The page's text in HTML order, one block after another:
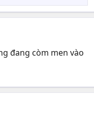
đang còm men vào